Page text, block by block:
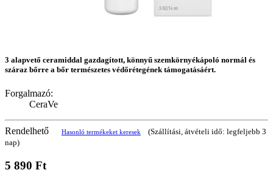
3 alapvető ceramiddal gazdagított, könnyű szemkörnyékápoló normál és
száraz bőrre a bőr természetes védőrétegének támogatásáért.
Forgalmazó:
CeraVe
Rendelhető Hasonló termékeket keresek
(Szállítási, átvételi idő: legfeljebb 3
nap)
5 890 Ft